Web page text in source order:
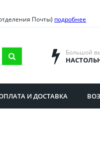
Саратовская область
Почты) подробнее
Большой
И ДОСТАВКА